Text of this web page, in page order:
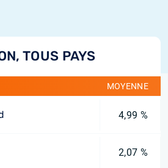
TOUS PAYS
MOYENNE
4,99 %
2,07 %